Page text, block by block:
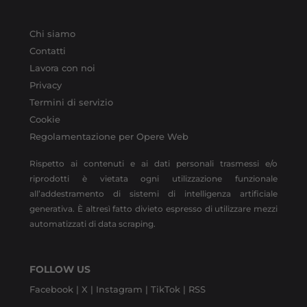
Chi siamo
Contatti
Lavora con noi
Privacy
Termini di servizio
Cookie
Regolamentazione per Opere Web
Rispetto ai contenuti e ai dati personali trasmessi e/o
riprodotti è vietata ogni utilizzazione funzionale
all’addestramento di sistemi di intelligenza artificiale
generativa. È altresì fatto divieto espresso di utilizzare mezzi
automatizzati di data scraping.
FOLLOW US
Facebook | X | Instagram | TikTok | RSS